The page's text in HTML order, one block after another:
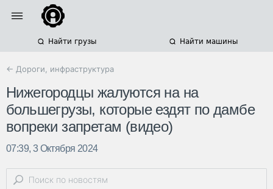
Найти грузы Найти машины
← Дороги, инфраструктура
Нижегородцы жалуются на на
большегрузы, которые ездят по дамбе
вопреки запретам (видео)
07:39, 3 Октября 2024